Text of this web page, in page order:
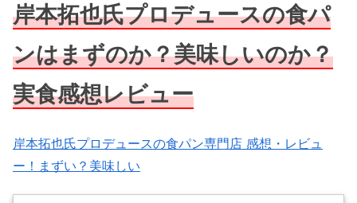
岸本拓也氏プロデュースの食パ
ンはまずのか？美味しいのか？
実食感想レビュー
岸本拓也氏プロデュースの食パン専門店 感想・レビュ
ー！まずい？美味しい